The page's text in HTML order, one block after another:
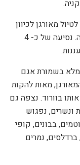
מאורגן לכיוון
שמורת נקורו הנמצאת צפון מערבית לסגאנה. נסיעה של כ- 4
מלא בשמורת אגם
מאות להקות
בוורוד. נצפה גם
ונשרים, נפגוש
בבונים, קופי
נמרים